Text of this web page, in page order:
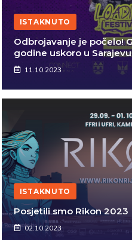
ISTAKNUTO
Odbrojavanje je počelo!
godine uskoro u Sarajevu
11.10.2023
ISTAKNUTO
Posjetili smo Rikon 2023
02.10.2023